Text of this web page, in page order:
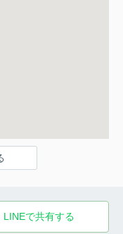
LINEで共有する